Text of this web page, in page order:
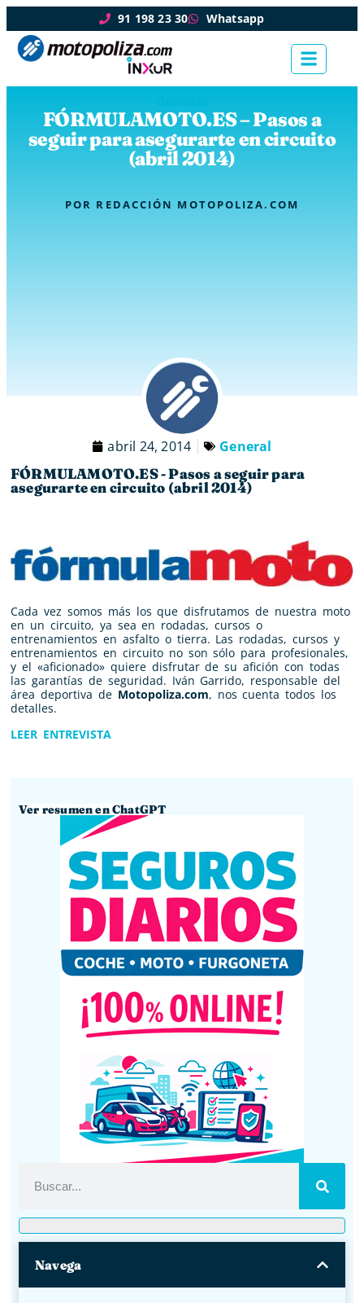
91 198 23 30 Whatsapp
FÓRMULAMOTO.ES – Pasos a
seguir para asegurarte en circuito
(abril 2014)
POR REDACCIÓN MOTOPOLIZA.COM
abril 24, 2014 General
FÓRMULAMOTO.ES - Pasos a seguir para
asegurarte en circuito (abril 2014)
Cada vez somos más los que disfrutamos de nuestra moto
en un circuito, ya sea en rodadas, cursos o
entrenamientos en asfalto o tierra. Las rodadas, cursos y
entrenamientos en circuito no son sólo para profesionales,
y el «aficionado» quiere disfrutar de su afición con todas
las garantías de seguridad. Iván Garrido, responsable del
área deportiva de Motopoliza.com, nos cuenta todos los
detalles.
LEER ENTREVISTA
Ver resumen en ChatGPT
Navega